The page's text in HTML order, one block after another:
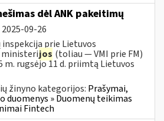
dėl ANK pakeitimų
2025-09-26
prie Lietuvos
ministerijos (toliau — VMI prie FM)
m. rugsėjo 11 d. priimtą Lietuvos
žinyno kategorijos: Prašymai,
duomenys » Duomenų teikimas
Fintech